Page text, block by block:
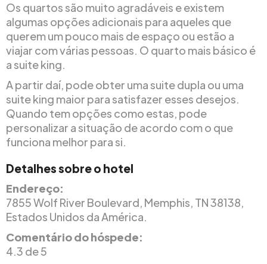
Os quartos são muito agradáveis e existem
algumas opções adicionais para aqueles que
querem um pouco mais de espaço ou estão a
viajar com várias pessoas. O quarto mais básico é
a suite king.
A partir daí, pode obter uma suite dupla ou uma
suite king maior para satisfazer esses desejos.
Quando tem opções como estas, pode
personalizar a situação de acordo com o que
funciona melhor para si.
Detalhes sobre o hotel
Endereço:
7855 Wolf River Boulevard, Memphis, TN 38138,
Estados Unidos da América.
Comentário do hóspede:
4.3 de 5